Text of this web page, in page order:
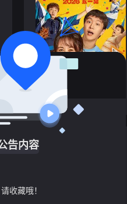
李昀锐
告内容
收藏哦！